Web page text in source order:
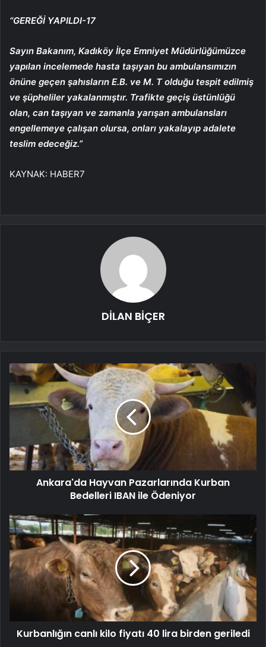
“GEREĞİ YAPILDI-17
Sayın Bakanım, Kadıköy İlçe Emniyet Müdürlüğümüzce
yapılan incelemede hasta taşıyan bu ambulansımızın
önüne geçen şahısların E.B. ve M. T olduğu tespit edilmiş
ve şüpheliler yakalanmıştır. Trafikte geçiş üstünlüğü
olan, can taşıyan ve zamanla yarışan ambulansları
engellemeye çalışan olursa, onları yakalayıp adalete
teslim edeceğiz.”
KAYNAK: HABER7
DİLAN BİÇER
Ankara'da Hayvan Pazarlarında Kurban
Bedelleri IBAN ile Ödeniyor
Kurbanlığın canlı kilo fiyatı 40 lira birden geriledi